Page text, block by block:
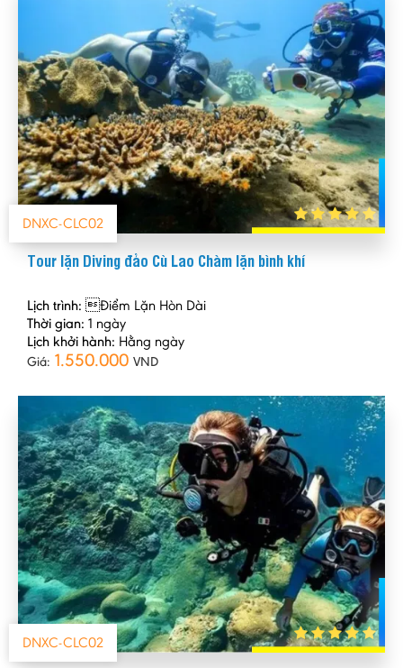
DNXC-CLC02
Tour lặn Diving đảo Cù Lao Chàm lặn bình khí
Lịch trình: Điểm Lặn Hòn Dài
Thời gian: 1 ngày
Lịch khởi hành: Hằng ngày
Giá: 1.550.000 VND
DNXC-CLC02